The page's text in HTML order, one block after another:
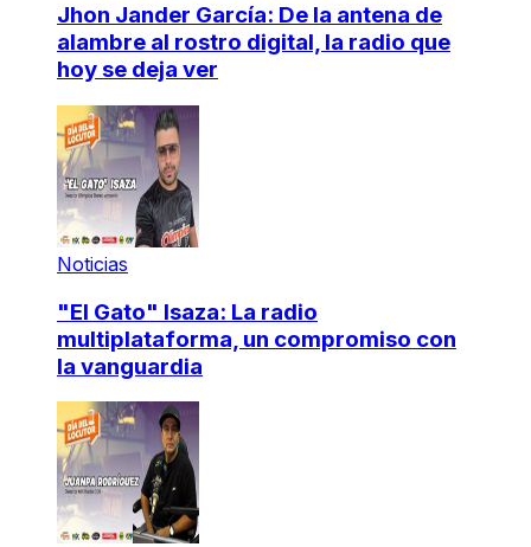
Jhon Jander García: De la antena de
alambre al rostro digital, la radio que
hoy se deja ver
Noticias
"El Gato" Isaza: La radio
multiplataforma, un compromiso con
la vanguardia